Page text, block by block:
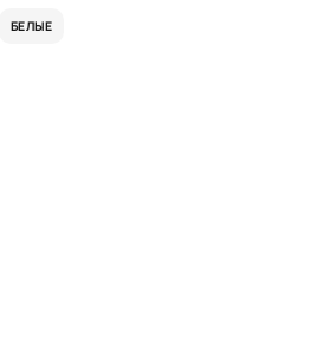
БЕЛЫЕ